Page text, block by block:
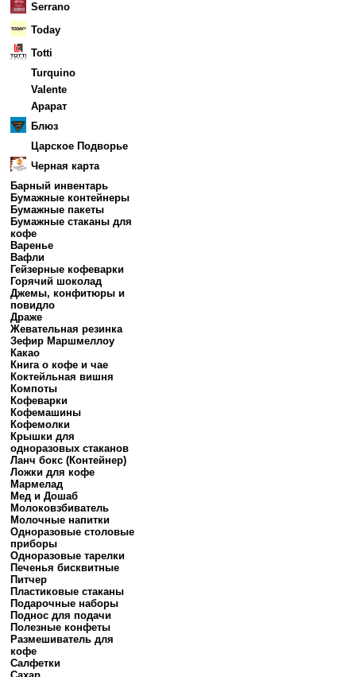
Serrano
Today
Totti
Turquino
Valente
Арарат
Блюз
Царское Подворье
Черная карта
Барный инвентарь
Бумажные контейнеры
Бумажные пакеты
Бумажные стаканы для
кофе
Варенье
Вафли
Гейзерные кофеварки
Горячий шоколад
Джемы, конфитюры и
повидло
Драже
Жевательная резинка
Зефир Маршмеллоу
Какао
Книга о кофе и чае
Коктейльная вишня
Компоты
Кофеварки
Кофемашины
Кофемолки
Крышки для
одноразовых стаканов
Ланч бокс (Контейнер)
Ложки для кофе
Мармелад
Мед и Дошаб
Молоковзбиватель
Молочные напитки
Одноразовые столовые
приборы
Одноразовые тарелки
Печенья бисквитные
Питчер
Пластиковые стаканы
Подарочные наборы
Поднос для подачи
Полезные конфеты
Размешиватель для
кофе
Салфетки